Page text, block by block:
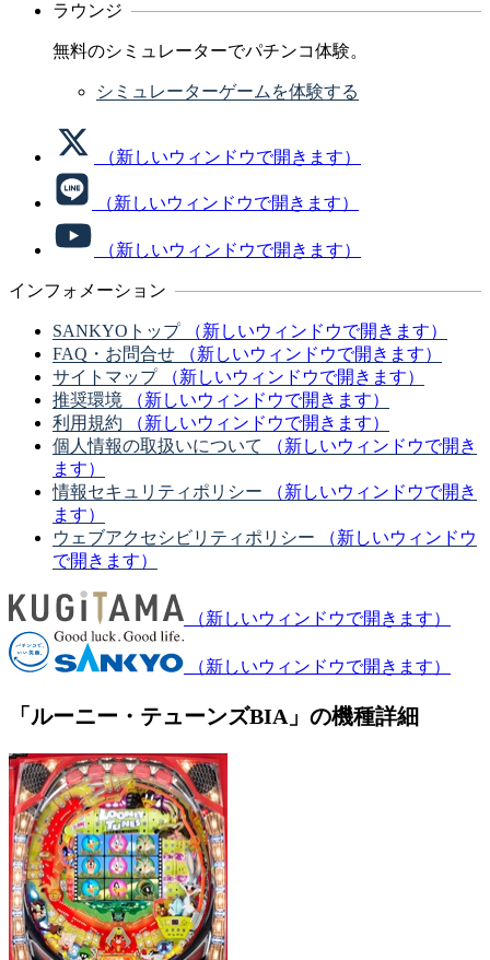
ラウンジ
無料のシミュレーターでパチンコ体験。
シミュレーターゲームを体験する
（新しいウィンドウで開きます）
（新しいウィンドウで開きます）
（新しいウィンドウで開きます）
インフォメーション
SANKYOトップ
（新しいウィンドウで開きます）
FAQ・お問合せ
（新しいウィンドウで開きます）
サイトマップ
（新しいウィンドウで開きます）
推奨環境
（新しいウィンドウで開きます）
利用規約
（新しいウィンドウで開きます）
個人情報の取扱いについて
（新しいウィンドウで開き
ます）
情報セキュリティポリシー
（新しいウィンドウで開き
ます）
ウェブアクセシビリティポリシー
（新しいウィンドウ
で開きます）
（新しいウィンドウで開きます）
（新しいウィンドウで開きます）
「ルーニー・テューンズBIA」の機種詳細